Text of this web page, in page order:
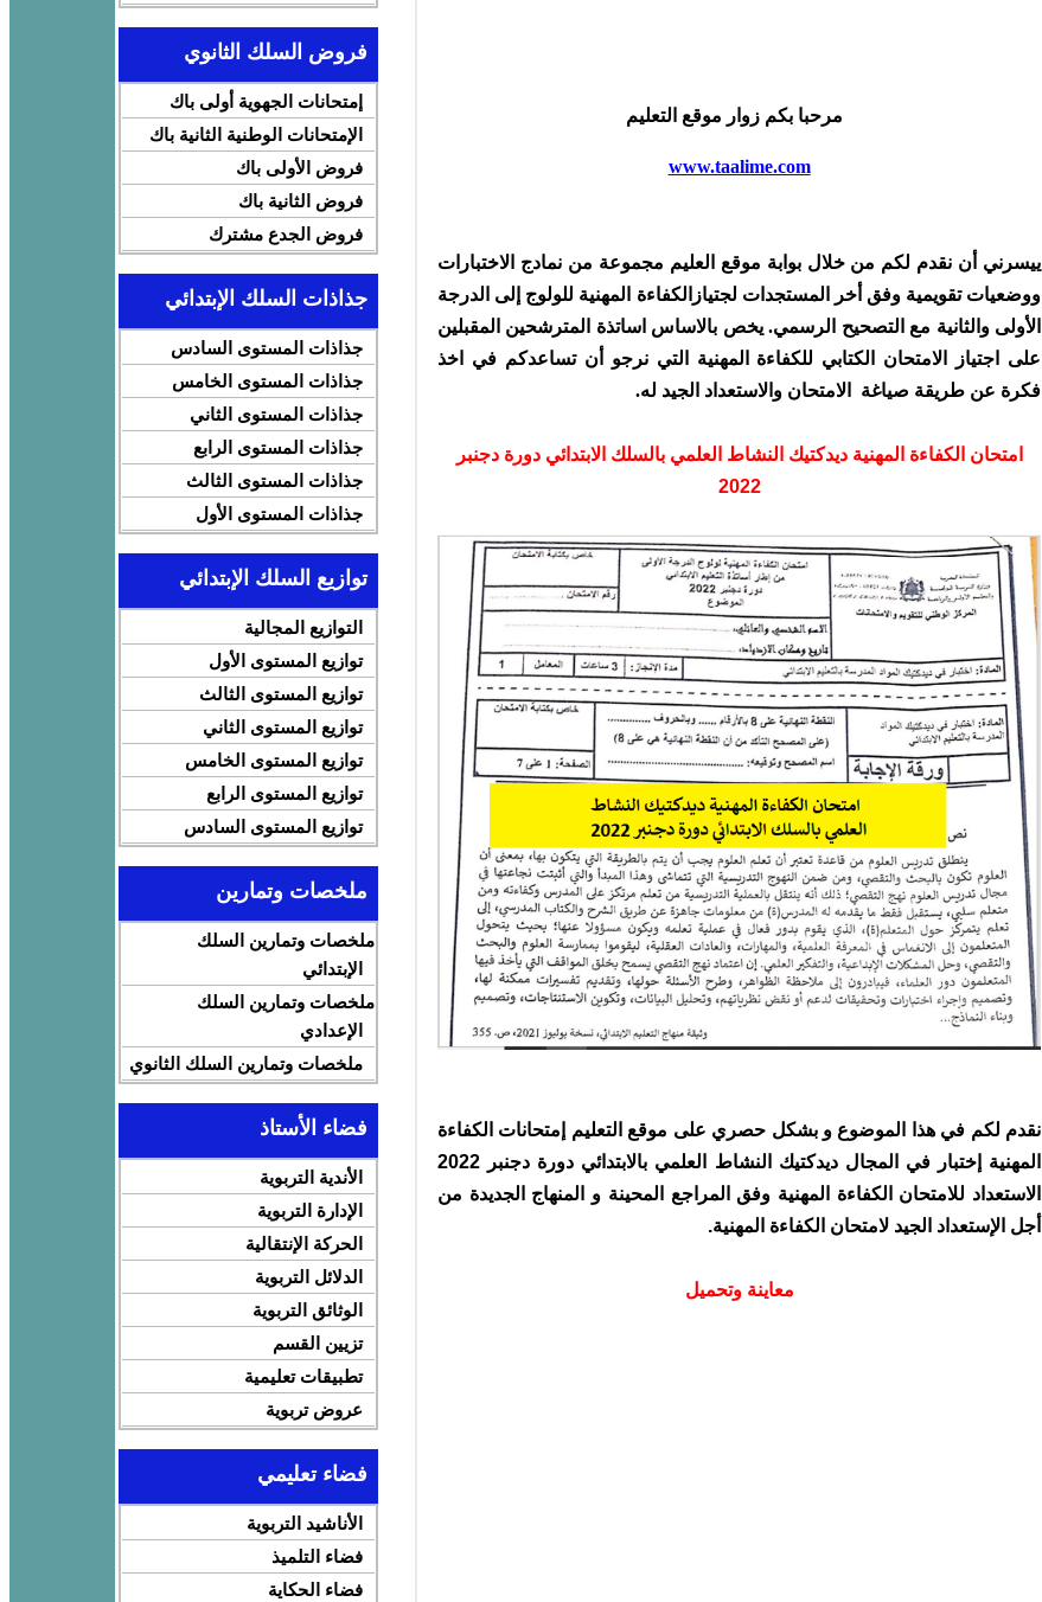
مرحبا بكم زوار موقع التعليم
www.taalime.com
ييسرني أن نقدم لكم من خلال بوابة موقع العليم مجموعة من نمادج الاختبارات
ووضعيات تقويمية وفق أخر المستجدات لجتيازالكفاءة المهنية للولوج إلى الدرجة
الأولى والثانية مع التصحيح الرسمي.يخص بالاساس اساتذة المترشحين المقبلين
على اجتياز الامتحان الكتابي للكفاءة المهنية التي نرجو أن تساعدكم في اخذ
فكرة عن طريقة صياغة الامتحان والاستعداد الجيد له.
امتحان الكفاءة المهنية ديدكتيك النشاط العلمي بالسلك الابتدائي دورة دجنبر
2022
نقدم لكم في هذا الموضوع و بشكل حصري على موقع التعليم إمتحانات الكفاءة
المهنية إختبار في المجال ديدكتيك النشاط العلمي بالابتدائي دورة دجنبر 2022
الاستعداد للامتحان الكفاءة المهنية وفق المراجع المحينة و المنهاج الجديدة من
أجل الإستعداد الجيد لامتحان الكفاءة المهنية.
معاينة وتحميل
فروض السلك الثانوي
إمتحانات الجهوية أولى باك
الإمتحانات الوطنية الثانية باك
فروض الأولى باك
فروض الثانية باك
فروض الجدع مشترك
جذاذات السلك الإبتدائي
جذاذات المستوى السادس
جذاذات المستوى الخامس
جذاذات المستوى الثاني
جذاذات المستوى الرابع
جذاذات المستوى الثالث
جذاذات المستوى الأول
توازيع السلك الإبتدائي
التوازيع المجالية
توازيع المستوى الأول
توازيع المستوى الثالث
توازيع المستوى الثاني
توازيع المستوى الخامس
توازيع المستوى الرابع
توازيع المستوى السادس
ملخصات وتمارين
ملخصات وتمارين السلك
الإبتدائي
ملخصات وتمارين السلك
الإعدادي
ملخصات وتمارين السلك الثانوي
فضاء الأستاذ
الأندية التربوية
الإدارة التربوية
الحركة الإنتقالية
الدلائل التربوية
الوثائق التربوية
تزيين القسم
تطبيقات تعليمية
عروض تربوية
فضاء تعليمي
الأناشيد التربوية
فضاء التلميذ
فضاء الحكاية